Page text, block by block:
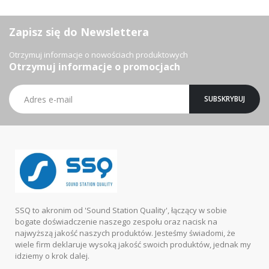
Zapisz się do Newslettera
Otrzymuj informacje o nowościach produktowych
Otrzymuj informacje o promocjach
Subskrybuj
nasz
newsletter:
SUBSKRYBUJ
SSQ to akronim od 'Sound Station Quality', łączący w sobie
bogate doświadczenie naszego zespołu oraz nacisk na
najwyższą jakość naszych produktów. Jesteśmy świadomi, że
wiele firm deklaruje wysoką jakość swoich produktów, jednak my
idziemy o krok dalej.